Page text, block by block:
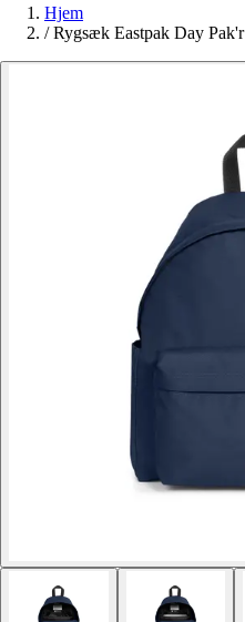
Hjem
/ Rygsæk Eastpak Day Pak'r